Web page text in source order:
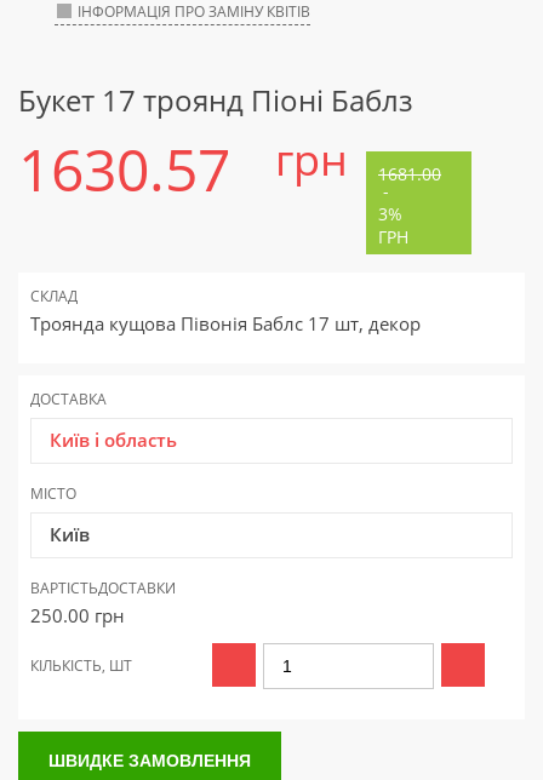
ІНФОРМАЦІЯ ПРО ЗАМІНУ КВІТІВ
Букет 17 троянд Піоні Баблз
1630.57 грн 1681.00
-
3%
ГРН
СКЛАД
Троянда кущова Півонія Баблс 17 шт, декор
ДОСТАВКА
Київ і область
МІСТО
Київ
ВАРТІСТЬДОСТАВКИ
250.00 грн
КІЛЬКІСТЬ, ШТ
ШВИДКЕ ЗАМОВЛЕННЯ